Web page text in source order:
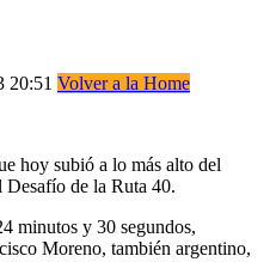
20:51 Volver a la Home
hoy subió a lo más alto del
de la Ruta 40.
minutos y 30 segundos,
Moreno, también argentino,